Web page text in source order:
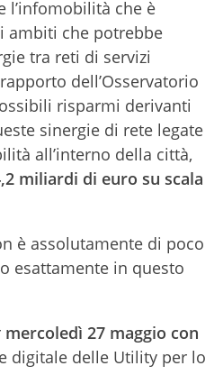
l’infomobilità che è
ambiti che potrebbe
tra reti di servizi
dell’Osservatorio
risparmi derivanti
sinergie di rete legate
all’interno della città,
miliardi di euro su scala
è assolutamente di poco
esattamente in questo
mercoledì 27 maggio con
digitale delle Utility per lo